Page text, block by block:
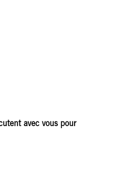
avec vous pour